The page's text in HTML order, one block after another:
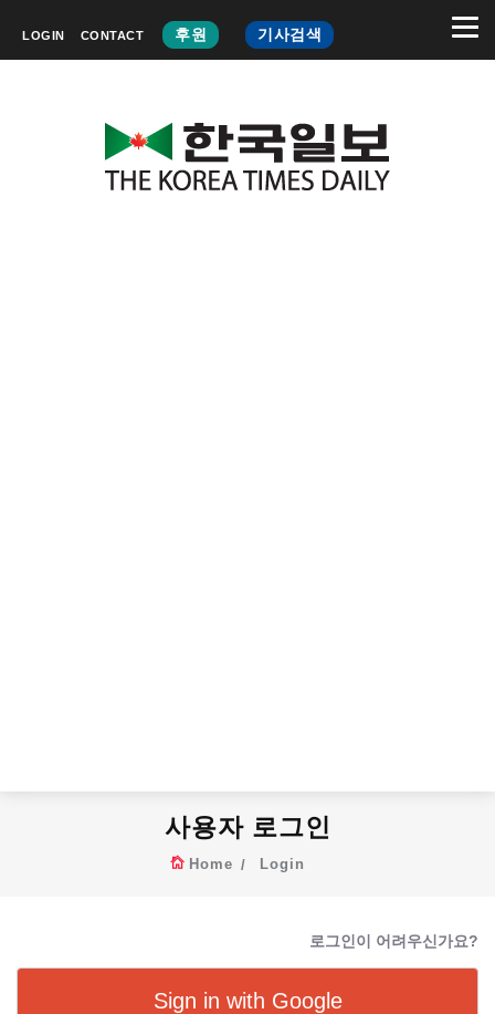
LOGIN CONTACT 후원 기사검색
사용자 로그인
Home Login
로그인이 어려우신가요?
Sign in with Google